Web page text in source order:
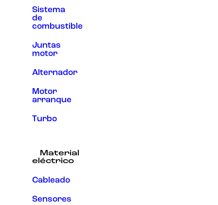
Sistema
de
combustible
Juntas
motor
Alternador
Motor
arranque
Turbo
Material
eléctrico
Cableado
Sensores